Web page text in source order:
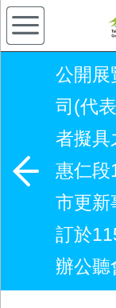
公開展
司(代
者擬具
惠仁段
市更新
訂於
辦公聽